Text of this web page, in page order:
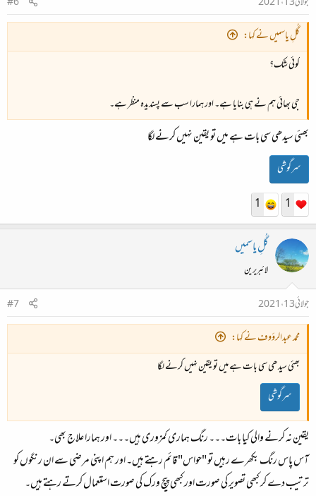
گُلِ یاسمیں نے کہا:
کوئی شک؟
جی بھائی ہم نے ہی بنایا ہے۔ اور ہمارا سب سے پسندیدہ منظر ہے۔
بھئی سیدھی سی بات ہے میں تو یقین نہیں کرنے لگا
سرگوشی
1
1
گُلِ یاسمیں
لائبریرین
جولائی 13، 2021
#7
محمد عبدالرؤوف نے کہا:
بھئی سیدھی سی بات ہے میں تو یقین نہیں کرنے لگا
سرگوشی
یقین نہ کرنے والی کیا بات۔۔۔ رنگ ہماری کمزوری ہیں۔۔۔ اور ہمارا علاج بھی۔
آس پاس رنگ بکھرے رہیں تو "حواس" قائم رہتے ہیں۔ اور ہم اپنی مرضی سے ان رنگوں کو
ترتیب دے کر کبھی تصویر کی صورت اور کبھی پیچ ورک کی صورت استعمال کرتے رہتے ہیں۔